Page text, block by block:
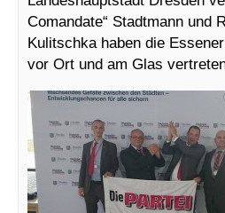
Comandate“ Stadtmann und
Kulitschka haben die
vor Ort und am Glas